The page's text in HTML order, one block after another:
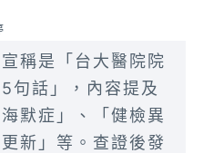
稱是「台大醫院院
句話」，內容提及
默症」、「健檢異
新」等。查證後發